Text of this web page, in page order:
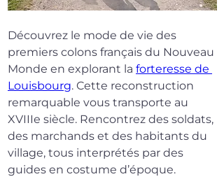
Découvrez le mode de vie des
premiers colons français du Nouveau
Monde en explorant la forteresse de
Louisbourg. Cette reconstruction
remarquable vous transporte au
XVIIIe siècle. Rencontrez des soldats,
des marchands et des habitants du
village, tous interprétés par des
guides en costume d’époque.